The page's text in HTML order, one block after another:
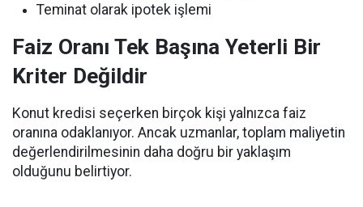
Teminat olarak ipotek işlemi
Faiz Oranı Tek Başına Yeterli Bir
Kriter Değildir
Konut kredisi seçerken birçok kişi yalnızca faiz
oranına odaklanıyor. Ancak uzmanlar, toplam maliyetin
değerlendirilmesinin daha doğru bir yaklaşım
olduğunu belirtiyor.